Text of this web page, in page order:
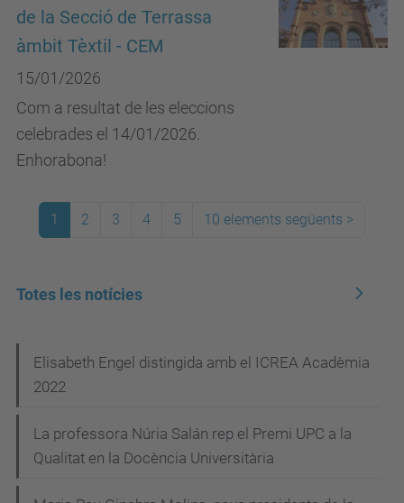
de la Secció de Terrassa
àmbit Tèxtil - CEM
15/01/2026
Com a resultat de les eleccions
celebrades el 14/01/2026.
Enhorabona!
1 2 3 4 5 10 elements següents >
Totes les notícies
g
Elisabeth Engel distingida amb el ICREA Acadèmia
2022
La professora Núria Salán rep el Premi UPC a la
Qualitat en la Docència Universitària